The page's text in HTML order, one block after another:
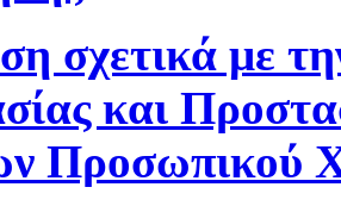
σχετικά με
και
Προσωπικού